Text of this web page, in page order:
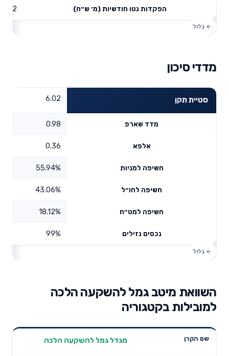
הפקדות נטו חודשיות (מ׳ ש״ח) 2.92
מדדי סיכון
סטיית תקן 6.02
מדד שארפ 0.98
אלפא 0.36
חשיפה למניות 55.94%
חשיפה לחו״ל 43.06%
חשיפה למט״ח 18.12%
נכסים נזילים 99%
השוואת מיטב גמל להשקעה הלכה
למובילות בקטגוריה
תשואה
מגדל גמל להשקעה הלכה